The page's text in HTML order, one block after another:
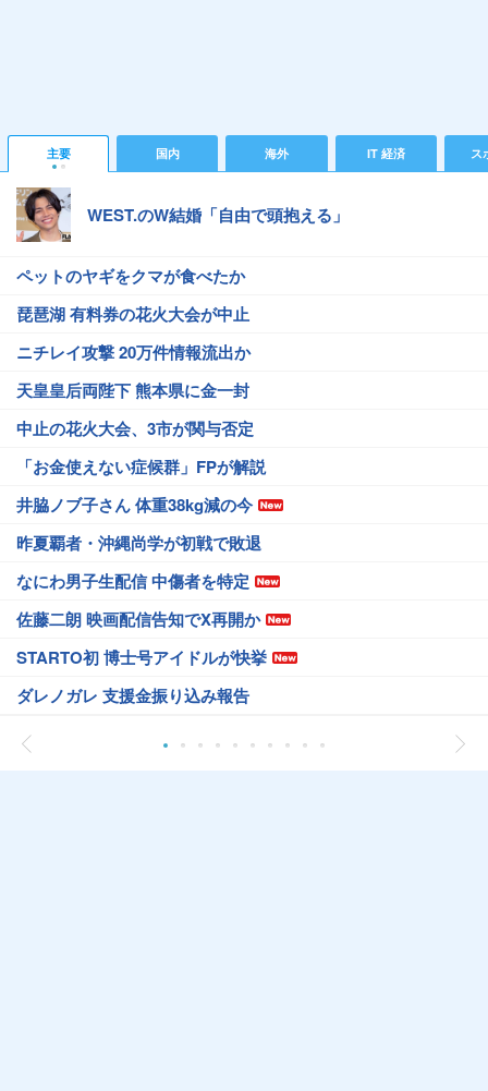
主要 国内 海外 IT 経済 ス
WEST.のW結婚「自由で頭抱える」
ペットのヤギをクマが食べたか
琵琶湖 有料券の花火大会が中止
ニチレイ攻撃 20万件情報流出か
天皇皇后両陛下 熊本県に金一封
中止の花火大会、3市が関与否定
「お金使えない症候群」FPが解説
井脇ノブ子さん 体重38kg減の今
昨夏覇者・沖縄尚学が初戦で敗退
なにわ男子生配信 中傷者を特定
佐藤二朗 映画配信告知でX再開か
STARTO初 博士号アイドルが快挙
ダレノガレ 支援金振り込み報告